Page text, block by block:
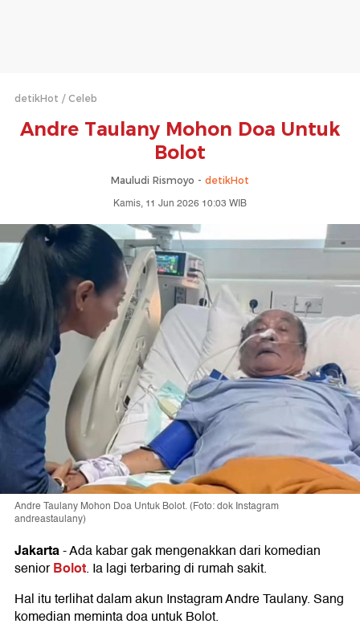
detikHot Celeb
Andre Taulany Mohon Doa Untuk
Bolot
Mauludi Rismoyo - detikHot
Kamis, 11 Jun 2026 10:03 WIB
Andre Taulany Mohon Doa Untuk Bolot. (Foto: dok Instagram
andreastaulany)
Jakarta-Ada kabar gak mengenakkan dari komedian
seniorBolot. Ia lagi terbaring di rumah sakit.
Hal itu terlihat dalam akun Instagram Andre Taulany. Sang
komedian meminta doa untuk Bolot.